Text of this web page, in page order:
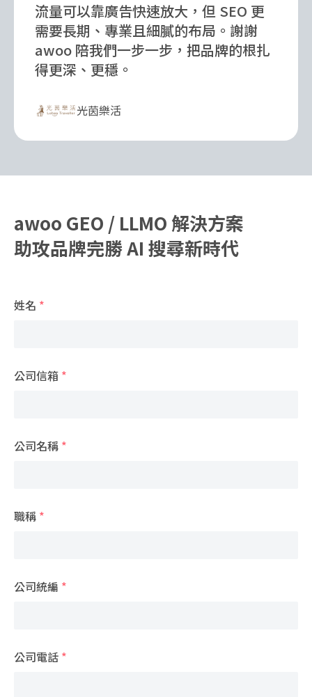
流量可以靠廣告快速放大，但 SEO 更
需要長期、專業且細膩的布局。謝謝
awoo 陪我們一步一步，把品牌的根扎
得更深、更穩。
光茵樂活
awoo GEO / LLMO 解決方案
助攻品牌完勝 AI 搜尋新時代
姓名 *
公司信箱 *
公司名稱 *
職稱 *
公司統編 *
公司電話 *